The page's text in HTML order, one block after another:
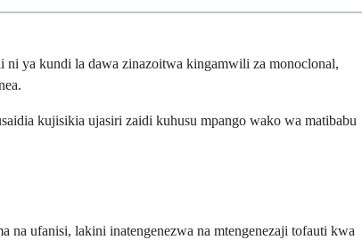
ni ya kundi la dawa zinazoitwa kingamwili za monoclonal,
kujisikia ujasiri zaidi kuhusu mpango wako wa matibabu
na ufanisi, lakini inatengenezwa na mtengenezaji tofauti kwa